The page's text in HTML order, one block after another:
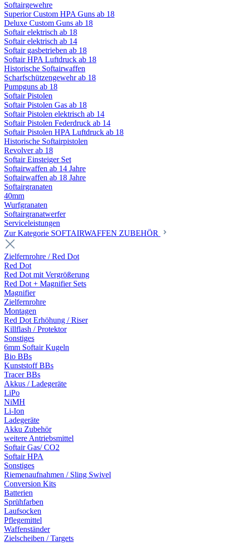
Softairgewehre
Superior Custom HPA Guns ab 18
Deluxe Custom Guns ab 18
Softair elektrisch ab 18
Softair elektrisch ab 14
Softair gasbetrieben ab 18
Softair HPA Luftdruck ab 18
Historische Softairwaffen
Scharfschützengewehr ab 18
Pumpguns ab 18
Softair Pistolen
Softair Pistolen Gas ab 18
Softair Pistolen elektrisch ab 14
Softair Pistolen Federdruck ab 14
Softair Pistolen HPA Luftdruck ab 18
Historische Softairpistolen
Revolver ab 18
Softair Einsteiger Set
Softairwaffen ab 14 Jahre
Softairwaffen ab 18 Jahre
Softairgranaten
40mm
Wurfgranaten
Softairgranatwerfer
Serviceleistungen
Zur Kategorie SOFTAIRWAFFEN ZUBEHÖR
Zielfernrohre / Red Dot
Red Dot
Red Dot mit Vergrößerung
Red Dot + Magnifier Sets
Magnifier
Zielfernrohre
Montagen
Red Dot Erhöhung / Riser
Killflash / Protektor
Sonstiges
6mm Softair Kugeln
Bio BBs
Kunststoff BBs
Tracer BBs
Akkus / Ladegeräte
LiPo
NiMH
Li-Ion
Ladegeräte
Akku Zubehör
weitere Antriebsmittel
Softair Gas/ CO2
Softair HPA
Sonstiges
Riemenaufnahmen / Sling Swivel
Conversion Kits
Batterien
Sprühfarben
Laufsocken
Pflegemittel
Waffenständer
Zielscheiben / Targets